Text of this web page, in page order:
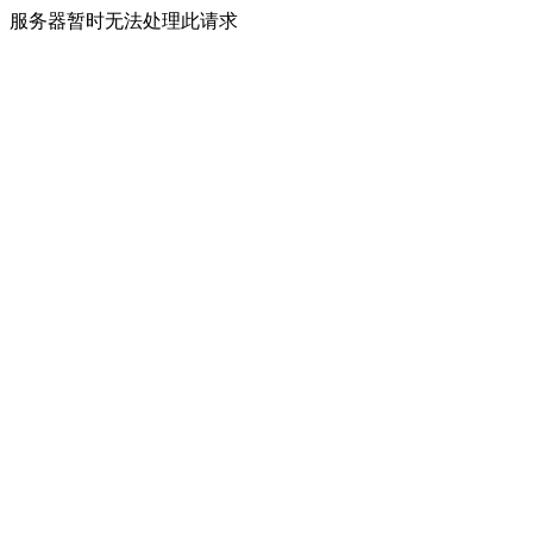
服务器暂时无法处理此请求